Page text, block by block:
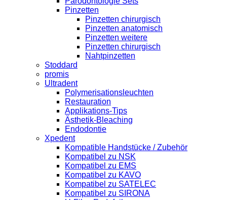
Pinzetten
Pinzetten chirurgisch
Pinzetten anatomisch
Pinzetten weitere
Pinzetten chirurgisch
Nahtpinzetten
Stoddard
promis
Ultradent
Polymerisationsleuchten
Restauration
Applikations-Tips
Ästhetik-Bleaching
Endodontie
Xpedent
Kompatible Handstücke / Zubehör
Kompatibel zu NSK
Kompatibel zu EMS
Kompatibel zu KAVO
Kompatibel zu SATELEC
Kompatibel zu SIRONA